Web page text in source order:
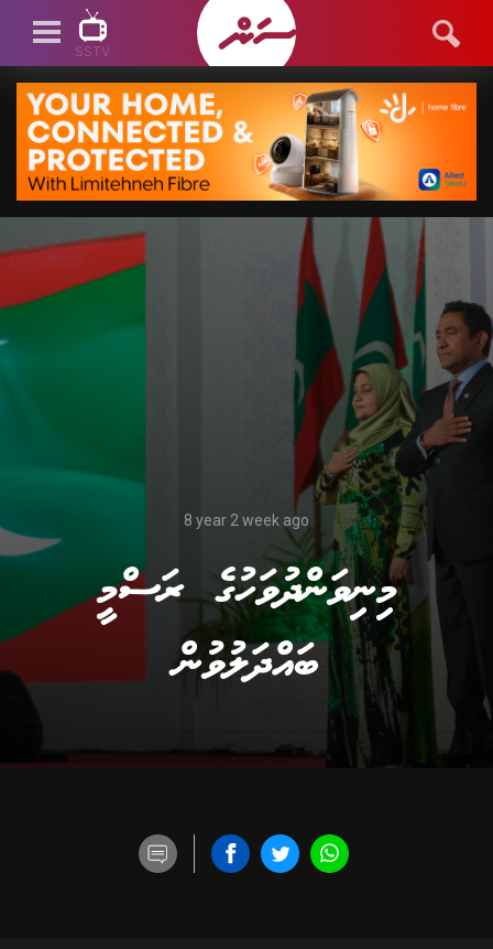
SSTV
SSTV LIVE
8 year 2 week ago
މިނިވަންދުވަހުގެ ރަސްމީ
ބައްދަލުވުން